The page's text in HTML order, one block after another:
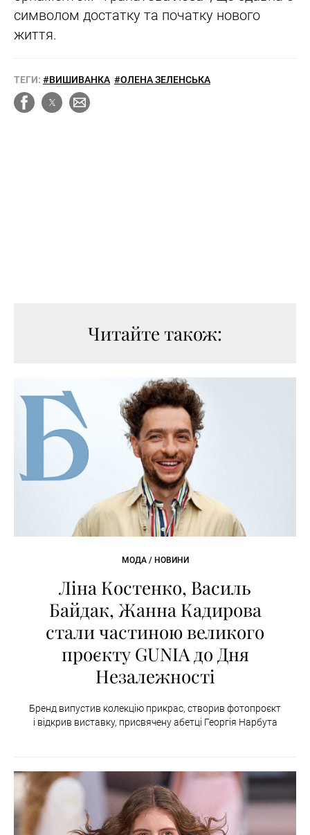
символом достатку та початку нового
життя.
ТЕГИ: #ВИШИВАНКА #ОЛЕНА ЗЕЛЕНСЬКА
Читайте також:
МОДА / НОВИНИ
Ліна Костенко, Василь
Байдак, Жанна Кадирова
стали частиною великого
проєкту GUNIA до Дня
Незалежності
Бренд випустив колекцію прикрас, створив фотопроєкт
і відкрив виставку, присвячену абетці Георгія Нарбута